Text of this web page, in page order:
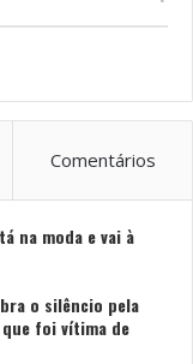
Comentários
na moda e vai à
o silêncio pela
foi vítima de